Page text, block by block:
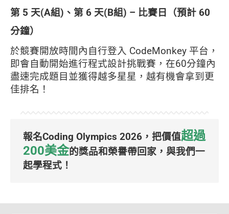
第 5 天(A組)、第 6 天(B組) – 比賽日（預計 60
分鐘）
於競賽開放時間內自行登入 CodeMonkey 平台，
即會自動開始進行程式設計挑戰賽，在60分鐘內
盡速完成題目並獲得越多星星，越有機會拿到更
佳排名！
報名Coding Olympics 2026，把價值超過
200美金的獎品和榮譽帶回家，與我們一
起學程式！